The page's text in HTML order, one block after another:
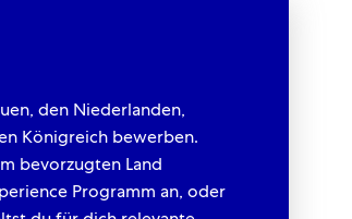
den Niederlanden,
Königreich bewerben.
bevorzugten Land
Programm an, oder